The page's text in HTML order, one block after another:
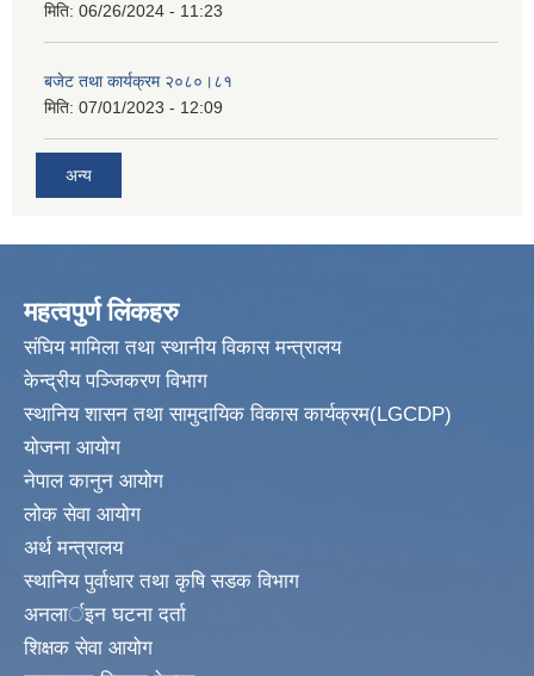
मिति: 06/26/2024 - 11:23
बजेट तथा कार्यक्रम २०८०।८१
मिति: 07/01/2023 - 12:09
अन्य
महत्वपुर्ण लिंकहरु
संघिय मामिला तथा स्थानीय विकास मन्त्रालय
केन्द्रीय पञ्जिकरण विभाग
स्थानिय शासन तथा सामुदायिक विकास कार्यक्रम(LGCDP)
योजना आयोग
नेपाल कानुन आयोग
लोक सेवा आयोग
अर्थ मन्त्रालय
स्थानिय पुर्वाधार तथा कृषि सडक विभाग
अनलार्इन घटना दर्ता
शिक्षक सेवा आयोग